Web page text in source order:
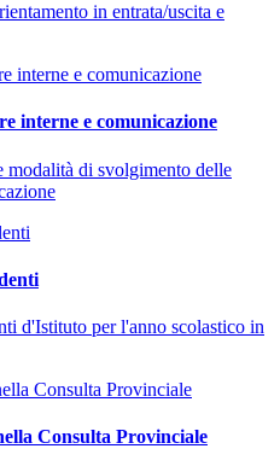
in entrata/uscita e
interne e comunicazione
modalità di svolgimento delle
d'Istituto per l'anno scolastico in
Consulta Provinciale